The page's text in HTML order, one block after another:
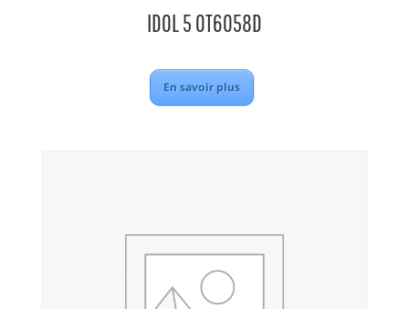
IDOL 5 OT6058D
En savoir plus